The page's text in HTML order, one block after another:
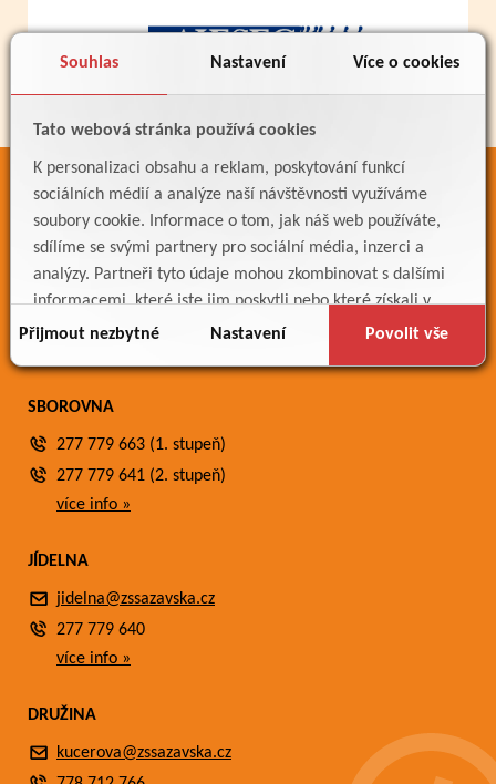
Souhlas Nastavení Více o cookies
Tato webová stránka používá cookies
K personalizaci obsahu a reklam, poskytování funkcí
sociálních médií a analýze naší návštěvnosti využíváme
soubory cookie. Informace o tom, jak náš web používáte,
sdílíme se svými partnery pro sociální média, inzerci a
analýzy. Partneři tyto údaje mohou zkombinovat s dalšími
informacemi, které jste jim poskytli nebo které získali v
důsledku toho, že používáte jejich služby.
Přijmout nezbytné Nastavení Povolit vše
ODKAZY
Bakaláři
Jídelníček
Meteostanice
SBOROVNA
277 779 663 (1. stupeň)
277 779 641 (2. stupeň)
více info »
JÍDELNA
jidelna@zssazavska.cz
277 779 640
více info »
DRUŽINA
kucerova@zssazavska.cz